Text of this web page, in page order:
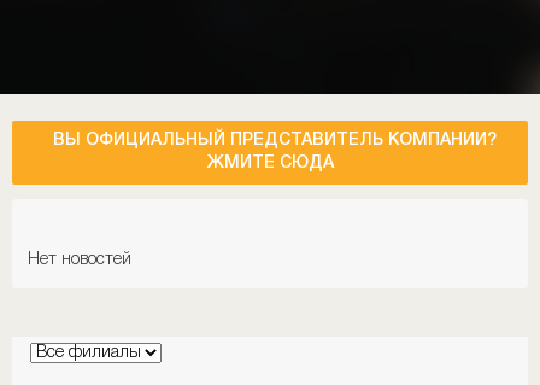
ВЫ ОФИЦИАЛЬНЫЙ ПРЕДСТАВИТЕЛЬ КОМПАНИИ?
ЖМИТЕ СЮДА
Нет новостей